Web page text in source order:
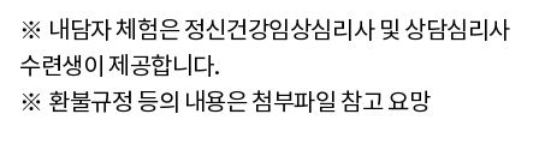
※ 내담자 체험은 정신건강임상심리사 및 상담심리사
수련생이 제공합니다.
※ 환불규정 등의 내용은 첨부파일 참고 요망